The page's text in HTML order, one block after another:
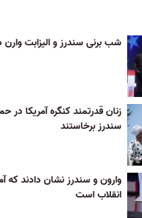
شب برنی سندرز و الیزابت وارن
زنان قدرتمند کنگره آمریکا در
سندرز برخاستند
وارون و سندرز نشان دادند که
انقلاب است